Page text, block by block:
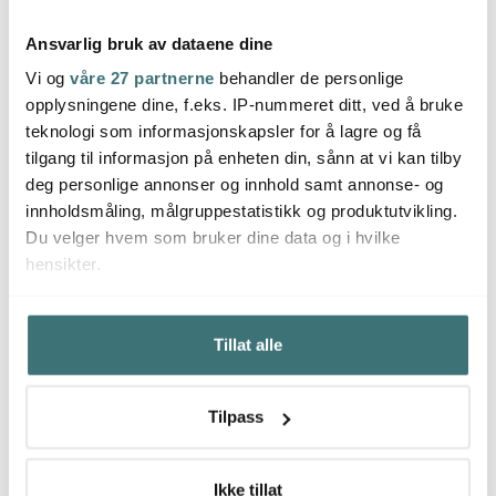
Ansvarlig bruk av dataene dine
Vi og våre 27 partnerne behandler de personlige
opplysningene dine, f.eks. IP-nummeret ditt, ved å bruke
teknologi som informasjonskapsler for å lagre og få
tilgang til informasjon på enheten din, sånn at vi kan tilby
deg personlige annonser og innhold samt annonse- og
innholdsmåling, målgruppestatistikk og produktutvikling.
Du velger hvem som bruker dine data og i hvilke
hensikter.
Hvis du gir oss lov, vil vi også gjerne:
Innhente informasjon om den geografiske
beliggenheten din, som kan være nøyaktig innenfor
Identifisere enheten din ved å aktivt skanne den for
kan du lese om hvordan dine personlige
Tillat alle
Tilpass
Ikke tillat
Moomin Arabia
Mummikopp 30 cl
Snorkfrøken lilla
167 kr 279 kr
På lager
Moomin Arabia
Mummikopp 30 cl
Stinky i aksjon
167 kr 279 kr
På lager
Du kanskje også liker